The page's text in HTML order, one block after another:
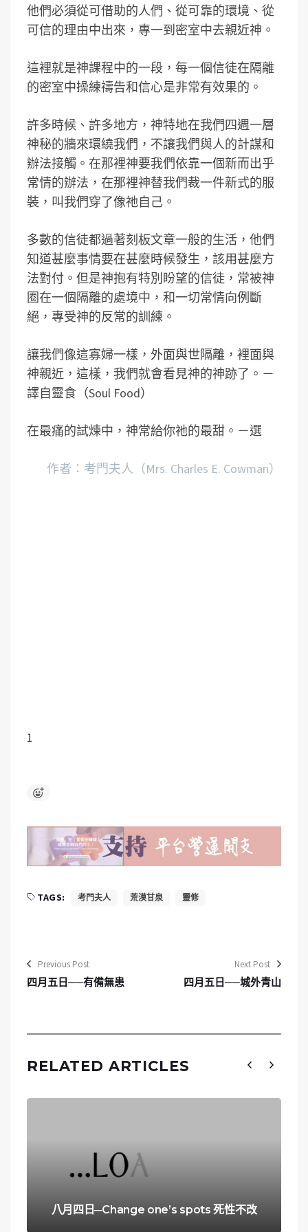
他們必須從可借助的人們、從可靠的環境、從
可信的理由中出來，專一到密室中去親近神。
這裡就是神課程中的一段，每一個信徒在隔離
的密室中操練禱告和信心是非常有效果的。
許多時候、許多地方，神特地在我們四週一層
神秘的牆來環繞我們，不讓我們與人的計謀和
辦法接觸。在那裡神要我們依靠一個新而出乎
常情的辦法，在那裡神替我們裁一件新式的服
裝，叫我們穿了像祂自己。
多數的信徒都過著刻板文章一般的生活，他們
知道甚麼事情要在甚麼時候發生，該用甚麼方
法對付。但是神抱有特別盼望的信徒，常被神
圈在一個隔離的處境中，和一切常情向例斷
絕，專受神的反常的訓練。
讓我們像這寡婦一樣，外面與世隔離，裡面與
神親近，這樣，我們就會看見神的神跡了。－
譯自靈食（Soul Food）
在最痛的試煉中，神常給你祂的最甜。－選
作者：考門夫人（Mrs. Charles E. Cowman）
1
TAGS: 考門夫人 荒漠甘泉 靈修
Previous Post
四月五日──有備無患
Next Post
四月五日──城外青山
RELATED ARTICLES
八月四日─Change one’s spots 死性不改